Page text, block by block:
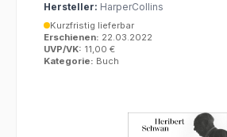
Hersteller: HarperCollins
Kurzfristig lieferbar
Erschienen: 22.03.2022
UVP/VK: 11,00 €
Kategorie: Buch